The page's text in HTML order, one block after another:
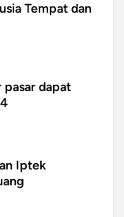
Tempat dan
dapat
Iptek